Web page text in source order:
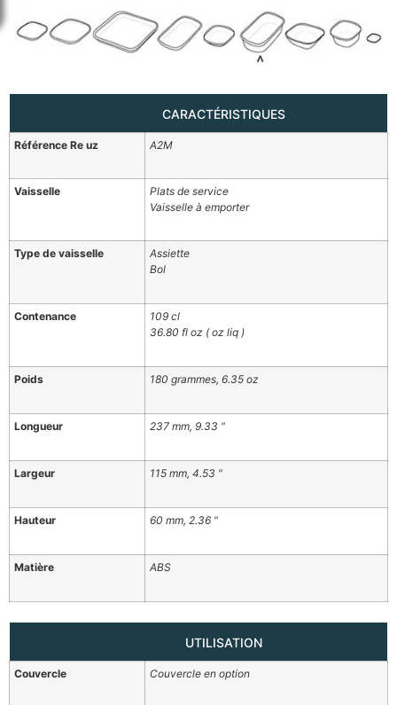
CARACTÉRISTIQUES
Référence Re uz A2M
Vaisselle
Plats de service
Vaisselle à emporter
Type de vaisselle
Assiette
Bol
Contenance
109 cl
36.80 fl oz ( oz liq )
Poids 180 grammes, 6.35 oz
Longueur 237 mm, 9.33 "
Largeur 115 mm, 4.53 "
Hauteur 60 mm, 2.36 "
Matière ABS
UTILISATION
Couvercle Couvercle en option